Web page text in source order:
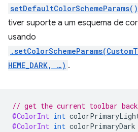
setDefaultColorSchemeParams()
tiver suporte a um esquema de
usando
HEME_DARK, …) .
// get the current toolbar
@ColorInt int
@ColorInt int colorPrimaryDark